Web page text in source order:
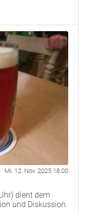
Mi. 12. Nov. 2025 18:00
dient dem
und Diskussion.